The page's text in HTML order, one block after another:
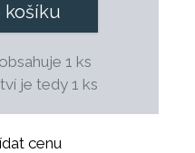
košíku
1 ks
je tedy 1 ks
cenu